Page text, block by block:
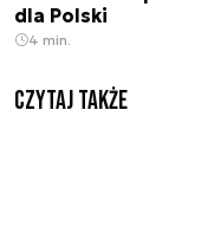
dla Polski
4 min.
Czytaj także